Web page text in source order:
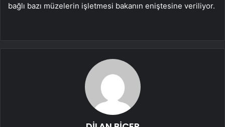
bağlı bazı müzelerin işletmesi bakanın eniştesine veriliyor.